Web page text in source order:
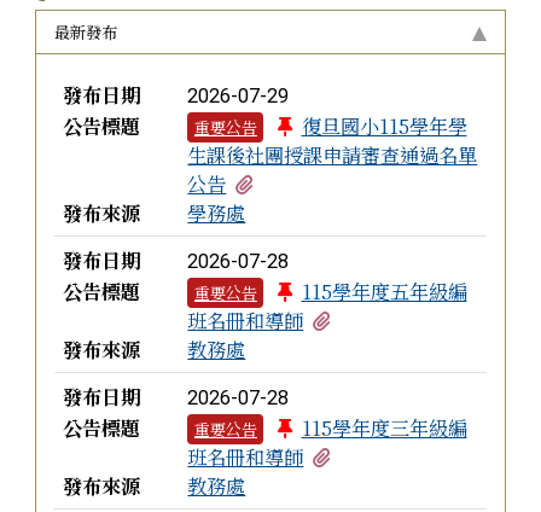
從事水域活動應牢記「防溺十招」與「救溺五
水，並熟記叫叫伸拋划口訣。
落實巡、倒、清、刷，一同預防登革熱，桃園市政
『幸福保衛站』保衛幸福讚! 18歲以下學童，家中
遇緊急變故，饑餓時可至超商求助取餐
6歲至15歲之國民，應接受義務教育，未依規定就
學者，區公所以書面勸警告且限期入學，仍未遵行者，
最高得處其監護人新臺幣300元罰鍰，並得連續處罰至
入(復)學為止。
8月13日14:30至15:00防空演習行網降速演練，請
預為因應，詳洽NCC官網
最新發布
新聞列表
發布日期 2026-07-29
公告標題 重要公告
復旦國小115學年學
生課後社團授課申請審查通過名單
公告
發布來源
學務處
發布日期
2026-07-28
公告標題 重要公告
115學年度五年級編
班名冊和導師
發布來源
教務處
發布日期
2026-07-28
公告標題 重要公告
115學年度三年級編
班名冊和導師
發布來源
教務處